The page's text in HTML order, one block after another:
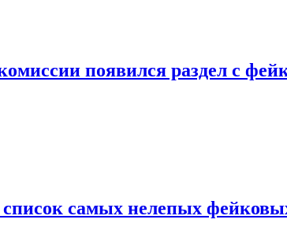
появился раздел с
самых нелепых